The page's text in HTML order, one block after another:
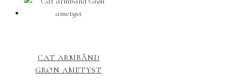
CAT ARMBÅND
GRØN AMETYST